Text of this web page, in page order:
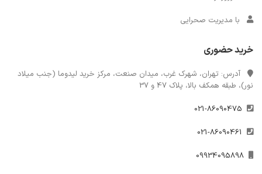
با مدیریت صحرایی
خرید حضوری
آدرس: تهران، شهرک غرب، میدان صنعت، مرکز خرید لیدوما (جنب میلاد
نور)، طبقه همکف بالا، پلاک 47 و 37